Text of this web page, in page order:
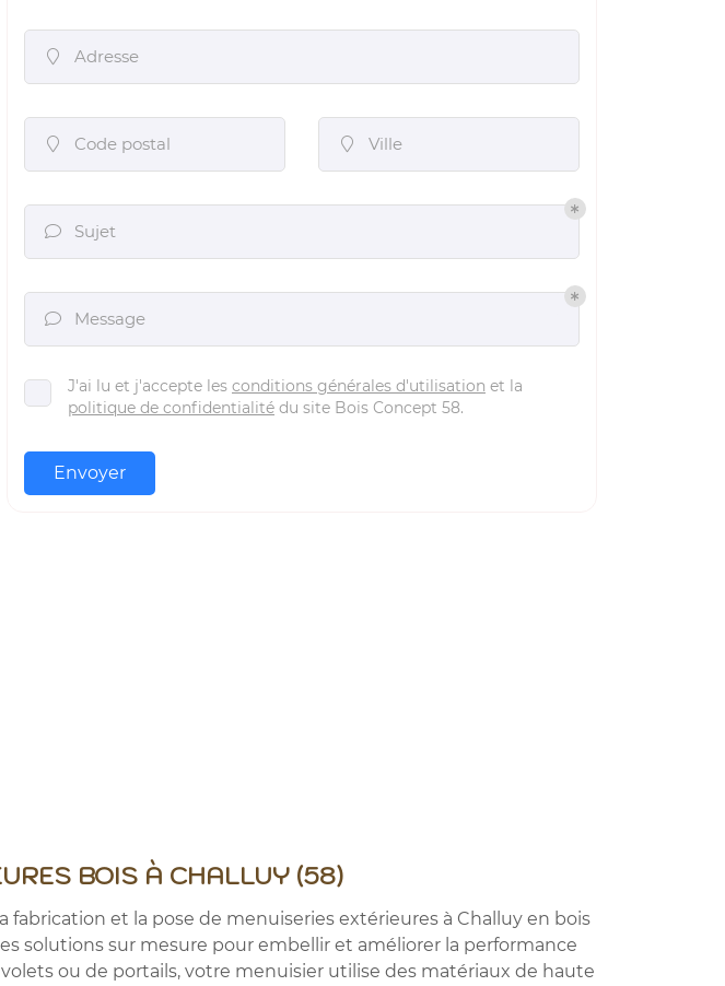
 Adresse
 Code postal  Ville
 Sujet
 Message
J'ai lu et j'accepte les conditions générales d'utilisation et la
politique de confidentialité du site Bois Concept 58.
Envoyer
BOIS À CHALLUY (58)
et la pose de menuiseries extérieures à Challuy en bois
solutions sur mesure pour embellir et améliorer la performance
ou de portails, votre menuisier utilise des matériaux de haute